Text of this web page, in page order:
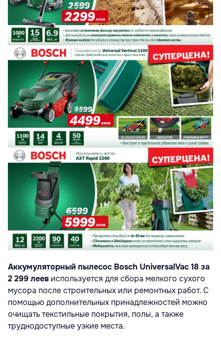
Аккумуляторный пылесос Bosch UniversalVac 18 за
2 299 леев используется для сбора мелкого сухого
мусора после строительных или ремонтных работ. С
помощью дополнительных принадлежностей можно
очищать текстильные покрытия, полы, а также
труднодоступные узкие места.